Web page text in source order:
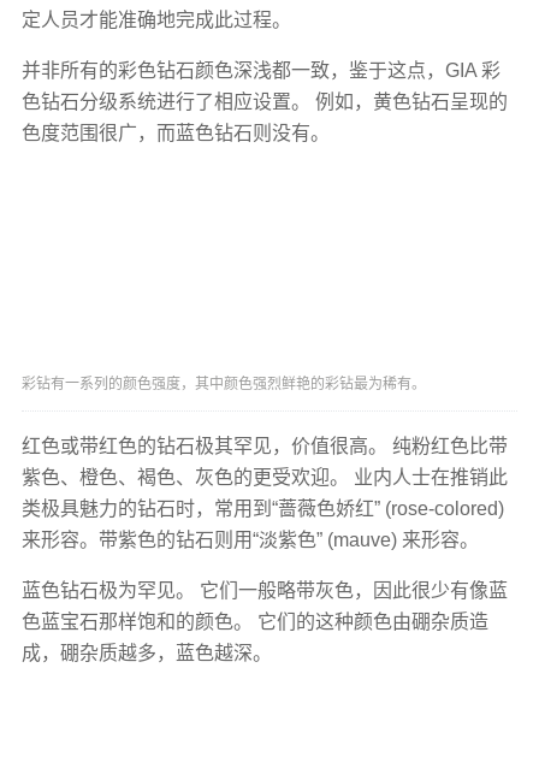
定人员才能准确地完成此过程。
并非所有的彩色钻石颜色深浅都一致，鉴于这点，GIA 彩
色钻石分级系统进行了相应设置。 例如，黄色钻石呈现的
色度范围很广，而蓝色钻石则没有。
彩钻有一系列的颜色强度，其中颜色强烈鲜艳的彩钻最为稀有。
红色或带红色的钻石极其罕见，价值很高。 纯粉红色比带
紫色、橙色、褐色、灰色的更受欢迎。 业内人士在推销此
类极具魅力的钻石时，常用到“蔷薇色娇红” (rose-colored)
来形容。带紫色的钻石则用“淡紫色” (mauve) 来形容。
蓝色钻石极为罕见。 它们一般略带灰色，因此很少有像蓝
色蓝宝石那样饱和的颜色。 它们的这种颜色由硼杂质造
成，硼杂质越多，蓝色越深。